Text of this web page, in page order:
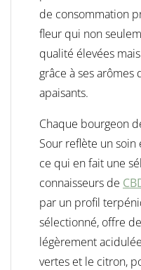
de consommation
fleur qui non
qualité élevées
grâce à ses
apaisants.
Chaque bourgeon
Sour reflète un
ce qui en fait une
connaisseurs de
par un profil
sélectionné, offre
légèrement
vertes et le citron,